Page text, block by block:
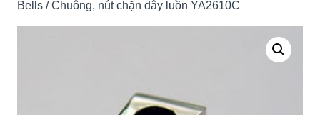
Bells / Chuông, nút chặn dây luồn YA2610C